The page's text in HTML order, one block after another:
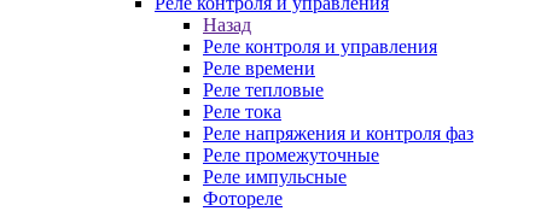
Назад
Реле контроля и управления
Реле времени
Реле тепловые
Реле тока
Реле напряжения и контроля фаз
Реле промежуточные
Реле импульсные
Фотореле